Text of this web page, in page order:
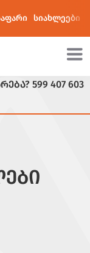
სიახლეები
599 407 603